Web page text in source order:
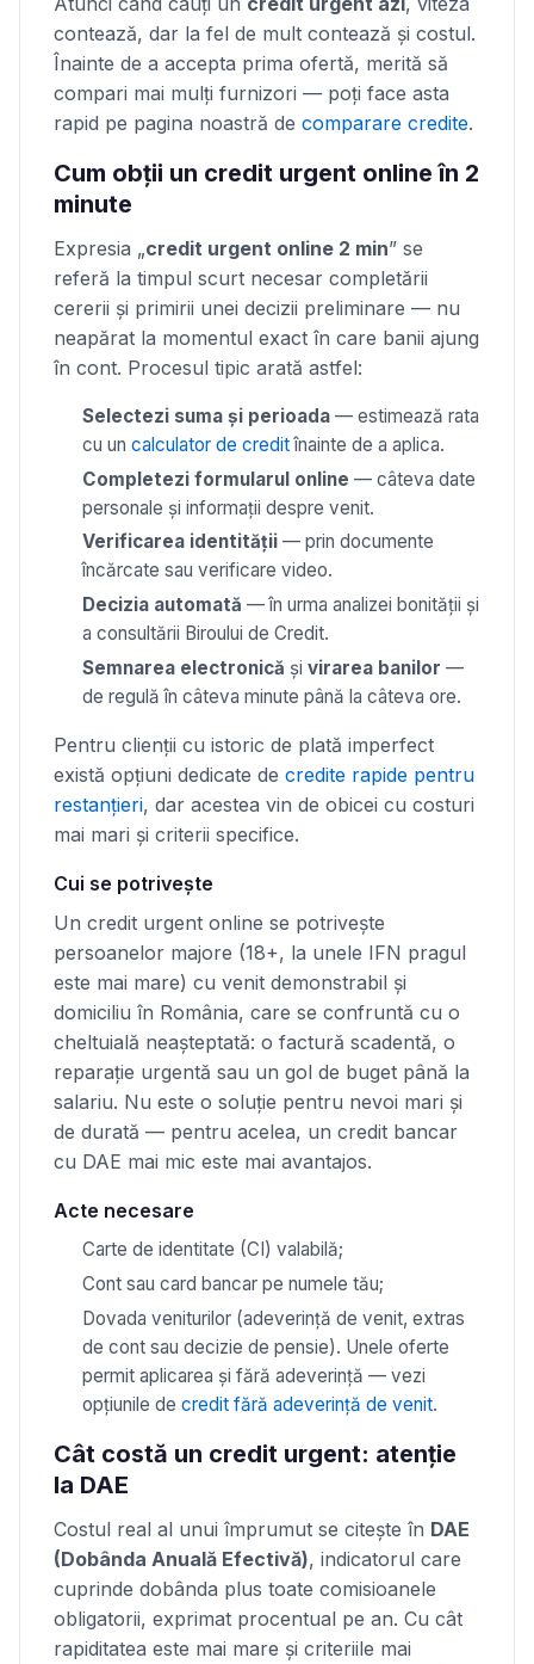
contează, dar la fel de mult contează și costul.
Înainte de a accepta prima ofertă, merită să
compari mai mulți furnizori — poți face asta
rapid pe pagina noastră de comparare credite.
Cum obții un credit urgent online în 2
minute
Expresia „credit urgent online 2 min” se
referă la timpul scurt necesar completării
cererii și primirii unei decizii preliminare — nu
neapărat la momentul exact în care banii ajung
în cont. Procesul tipic arată astfel:
Selectezi suma și perioada — estimează rata
cu un calculator de creditînainte de a aplica.
Completezi formularul online — câteva date
personale și informații despre venit.
Verificarea identității — prin documente
încărcate sau verificare video.
Decizia automată — în urma analizei bonității și
a consultării Biroului de Credit.
Semnarea electronică și virarea banilor —
de regulă în câteva minute până la câteva ore.
Pentru clienții cu istoric de plată imperfect
există opțiuni dedicate de credite rapide pentru
restanțieri, dar acestea vin de obicei cu costuri
mai mari și criterii specifice.
Cui se potrivește
Un credit urgent online se potrivește
persoanelor majore (18+, la unele IFN pragul
este mai mare) cu venit demonstrabil și
domiciliu în România, care se confruntă cu o
cheltuială neașteptată: o factură scadentă, o
reparație urgentă sau un gol de buget până la
salariu. Nu este o soluție pentru nevoi mari și
de durată — pentru acelea, un credit bancar
cu DAE mai mic este mai avantajos.
Acte necesare
Carte de identitate (CI) valabilă;
Cont sau card bancar pe numele tău;
Dovada veniturilor (adeverință de venit, extras
de cont sau decizie de pensie). Unele oferte
permit aplicarea și fără adeverință — vezi
opțiunile de credit fără adeverință de venit.
Cât costă un credit urgent: atenție
la DAE
Costul real al unui împrumut se citește în DAE
(Dobânda Anuală Efectivă), indicatorul care
cuprinde dobânda plus toate comisioanele
obligatorii, exprimat procentual pe an. Cu cât
rapiditatea este mai mare și criteriile mai